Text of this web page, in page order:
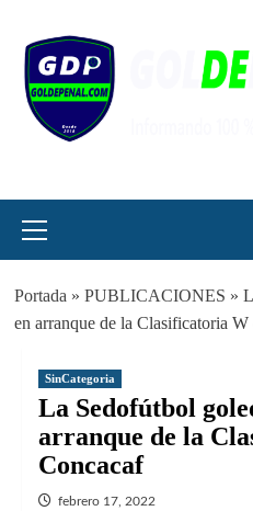
contenido
principal
Portada » PUBLICACIONES »
en arranque de la Clasificatoria W
SinCategoria
La Sedofútbol
arranque de la
Concacaf
febrero 17, 2022